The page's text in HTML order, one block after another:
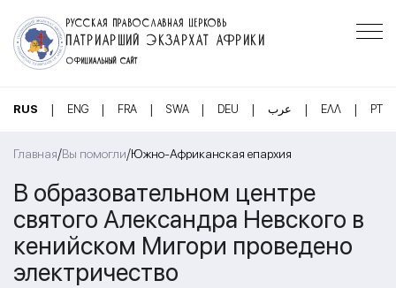
РУССКАЯ ПРАВОСЛАВНАЯ ЦЕРКОВЬ
ПАТРИАРШИЙ ЭКЗАРХАТ АФРИКИ
ОФИЦИАЛЬНЫЙ САЙТ
RUS | ENG | FRA | SWA | DEU | عرب | ΕΛΛ | PT
Главная/Вы помогли/Южно-Африканская епархия
В образовательном центре
святого Александра Невского в
кенийском Мигори проведено
электричество